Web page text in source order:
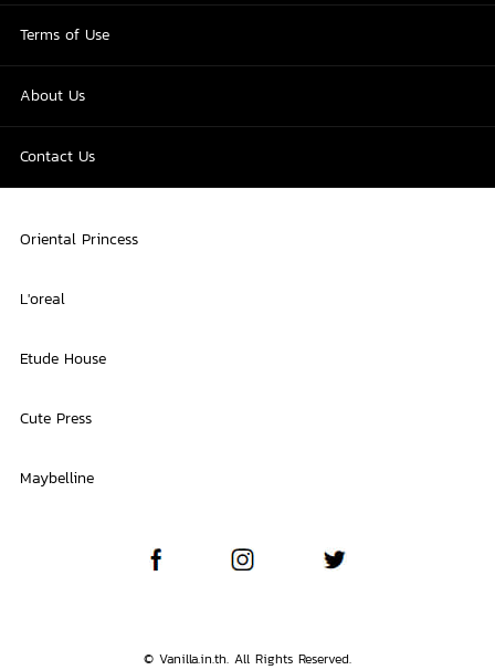
Terms of Use
About Us
Contact Us
Oriental Princess
L'oreal
Etude House
Cute Press
Maybelline
© Vanilla.in.th. All Rights Reserved.